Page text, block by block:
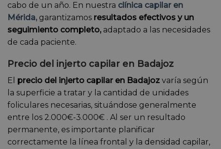
cabo de un año. En nuestra clínica capilar en
Mérida, garantizamos resultados efectivos y un
seguimiento completo, adaptado a las necesidades
de cada paciente.
Precio del injerto capilar en Badajoz
El precio del injerto capilar en Badajoz varía según
la superficie a tratar y la cantidad de unidades
foliculares necesarias, situándose generalmente
entre los 2.000€-3.000€ . Al ser un resultado
permanente, es importante planificar
correctamente la línea frontal y la densidad capilar,